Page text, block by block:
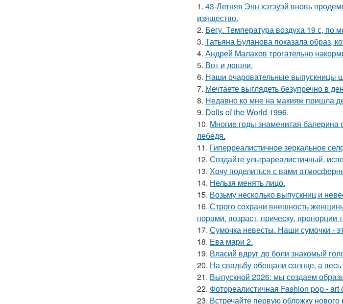
1. 43-Летняя Энн хэтэуэй вновь
изящество.
2. Бегу. Температура воздуха 19 с, по
3. Татьяна Буланова показала образ,
4. Андрей Малахов трогательно
5. Вот и дошли.
6. Наши очаровательные выпускницы
7. Мечтаете выглядеть безупречно в
8. Недавно ко мне на макияж пришла
9. Dolls of the World 1996.
10. Многие годы знаменитая
лебедя.
11. Гиперреалистичное зеркальное
12. Создайте ультрареалистичный,
13. Хочу поделиться с вами
14. Нельзя менять лицо.
15. Возьму несколько выпускниц и
16. Строго сохрани внешность
порами, возраст, прическу, пропорции
17. Сумочка невесты. Наши сумочки -
18. Ева мари 2.
19. Власий вдруг до боли знакомый
20. На свадьбу обещали солнце, а весь
21. Выпускной 2026: мы создаем
22. Фотореалистичная Fashion pop -
23. Встречайте первую обложку